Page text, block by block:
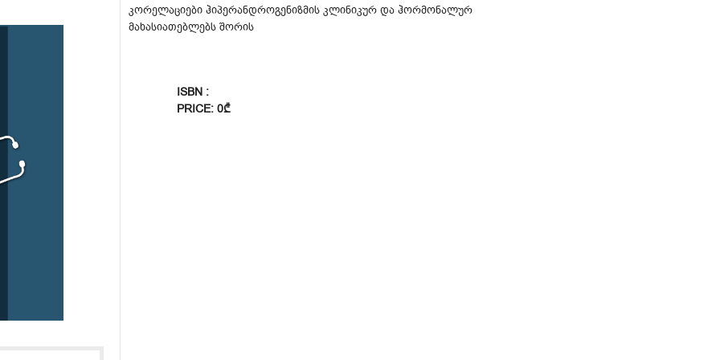
კორელაციები ჰიპერანდროგენიზმის კლინიკურ და ჰორმონალურ
მახასიათებლებს შორის
ISBN :
PRICE: 0₾